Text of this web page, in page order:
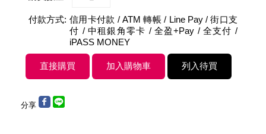
付款方式: 信用卡付款 / ATM 轉帳 / Line Pay / 街口支
付 / 中租銀角零卡 / 全盈+Pay / 全支付 /
iPASS MONEY
分享